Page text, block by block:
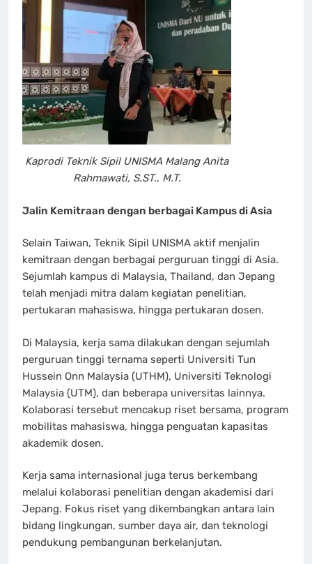
Kaprodi Teknik Sipil UNISMA Malang Anita
Rahmawati, S.ST., M.T.
Jalin Kemitraan dengan berbagai Kampus di Asia
Selain Taiwan, Teknik Sipil UNISMA aktif menjalin
kemitraan dengan berbagai perguruan tinggi di Asia.
Sejumlah kampus di Malaysia, Thailand, dan Jepang
telah menjadi mitra dalam kegiatan penelitian,
pertukaran mahasiswa, hingga pertukaran dosen.
Di Malaysia, kerja sama dilakukan dengan sejumlah
perguruan tinggi ternama seperti Universiti Tun
Hussein Onn Malaysia (UTHM), Universiti Teknologi
Malaysia (UTM), dan beberapa universitas lainnya.
Kolaborasi tersebut mencakup riset bersama, program
mobilitas mahasiswa, hingga penguatan kapasitas
akademik dosen.
Kerja sama internasional juga terus berkembang
melalui kolaborasi penelitian dengan akademisi dari
Jepang. Fokus riset yang dikembangkan antara lain
bidang lingkungan, sumber daya air, dan teknologi
pendukung pembangunan berkelanjutan.